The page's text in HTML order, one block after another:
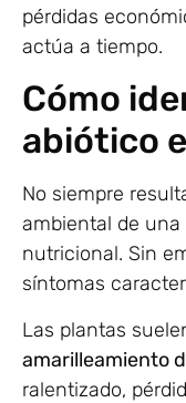
pérdidas
actúa a tiempo.
Cómo
abiótico
No siempre
ambiental de
nutricional. Sin
síntomas
Las plantas
amarilleamiento
ralentizado,